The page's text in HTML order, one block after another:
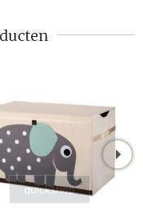
quickshop